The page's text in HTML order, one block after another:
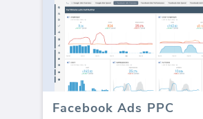
Facebook Ads PPC